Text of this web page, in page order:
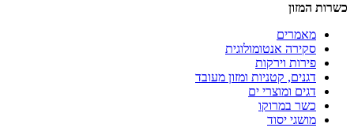
כשרות המזון
מאמרים
סקירה אנטומולוגית
פירות וירקות
דגנים, קטניות ומזון מעובד
דגים ומוצרי ים
כשר במרוקו
מושגי יסוד